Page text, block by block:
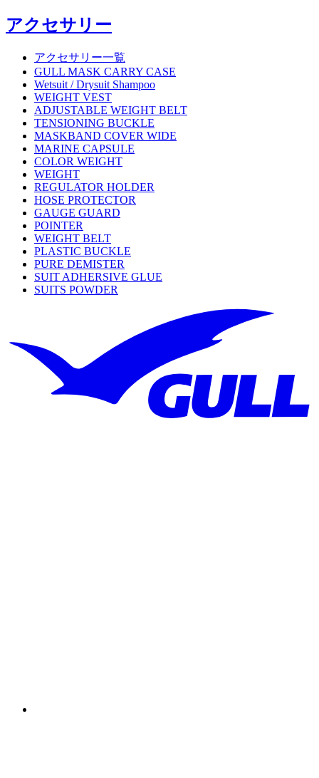
アクセサリー
アクセサリー一覧
GULL MASK CARRY CASE
Wetsuit / Drysuit Shampoo
WEIGHT VEST
ADJUSTABLE WEIGHT BELT
TENSIONING BUCKLE
MASKBAND COVER WIDE
MARINE CAPSULE
COLOR WEIGHT
WEIGHT
REGULATOR HOLDER
HOSE PROTECTOR
GAUGE GUARD
POINTER
WEIGHT BELT
PLASTIC BUCKLE
PURE DEMISTER
SUIT ADHERSIVE GLUE
SUITS POWDER